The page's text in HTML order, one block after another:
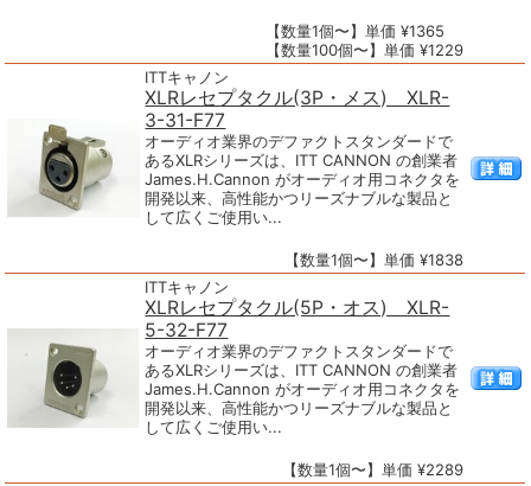
【数量1個〜】単価 ¥1365
【数量100個〜】単価 ¥1229
ITTキャノン
XLRレセプタクル(3P・メス) XLR-
3-31-F77
オーディオ業界のデファクトスタンダードで
あるXLRシリーズは、ITT CANNON の創業者
James.H.Cannon がオーディオ用コネクタを
開発以来、高性能かつリーズナブルな製品と
して広くご使用い...
【数量1個〜】単価 ¥1838
ITTキャノン
XLRレセプタクル(5P・オス) XLR-
5-32-F77
オーディオ業界のデファクトスタンダードで
あるXLRシリーズは、ITT CANNON の創業者
James.H.Cannon がオーディオ用コネクタを
開発以来、高性能かつリーズナブルな製品と
して広くご使用い...
【数量1個〜】単価 ¥2289